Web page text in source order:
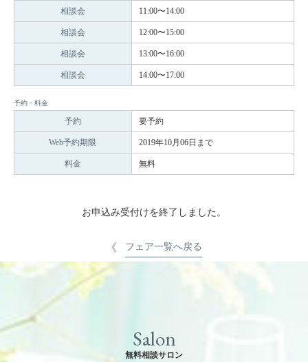
相談会 11:00〜14:00
相談会 12:00〜15:00
相談会 13:00〜16:00
相談会 14:00〜17:00
予約・料金
予約 要予約
Web予約期限 2019年10月06日まで
料金 無料
お申込み受付けを終了しました。
フェア一覧へ戻る
Salon
無料相談サロン